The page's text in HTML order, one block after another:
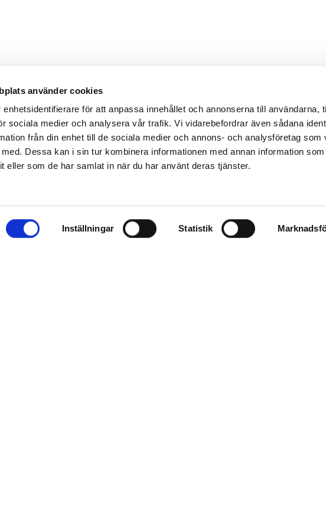
använder cookies
enhetsidentifierare för att anpassa innehållet och annonserna till användarna,
sociala medier och analysera vår trafik. Vi vidarebefordrar även sådana
från din enhet till de sociala medier och annons- och analysföretag som
Dessa kan i sin tur kombinera informationen med annan information
eller som de har samlat in när du har använt deras tjänster.
Inställningar Statistik